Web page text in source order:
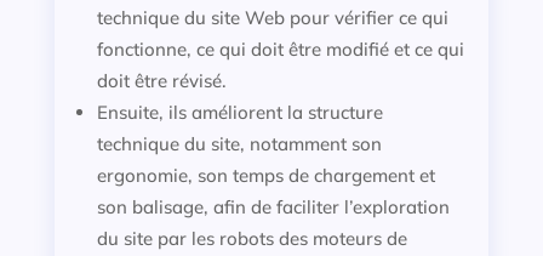
technique du site Web pour vérifier ce qui
fonctionne, ce qui doit être modifié et ce qui
doit être révisé.
Ensuite, ils améliorent la structure
technique du site, notamment son
ergonomie, son temps de chargement et
son balisage, afin de faciliter l’exploration
du site par les robots des moteurs de